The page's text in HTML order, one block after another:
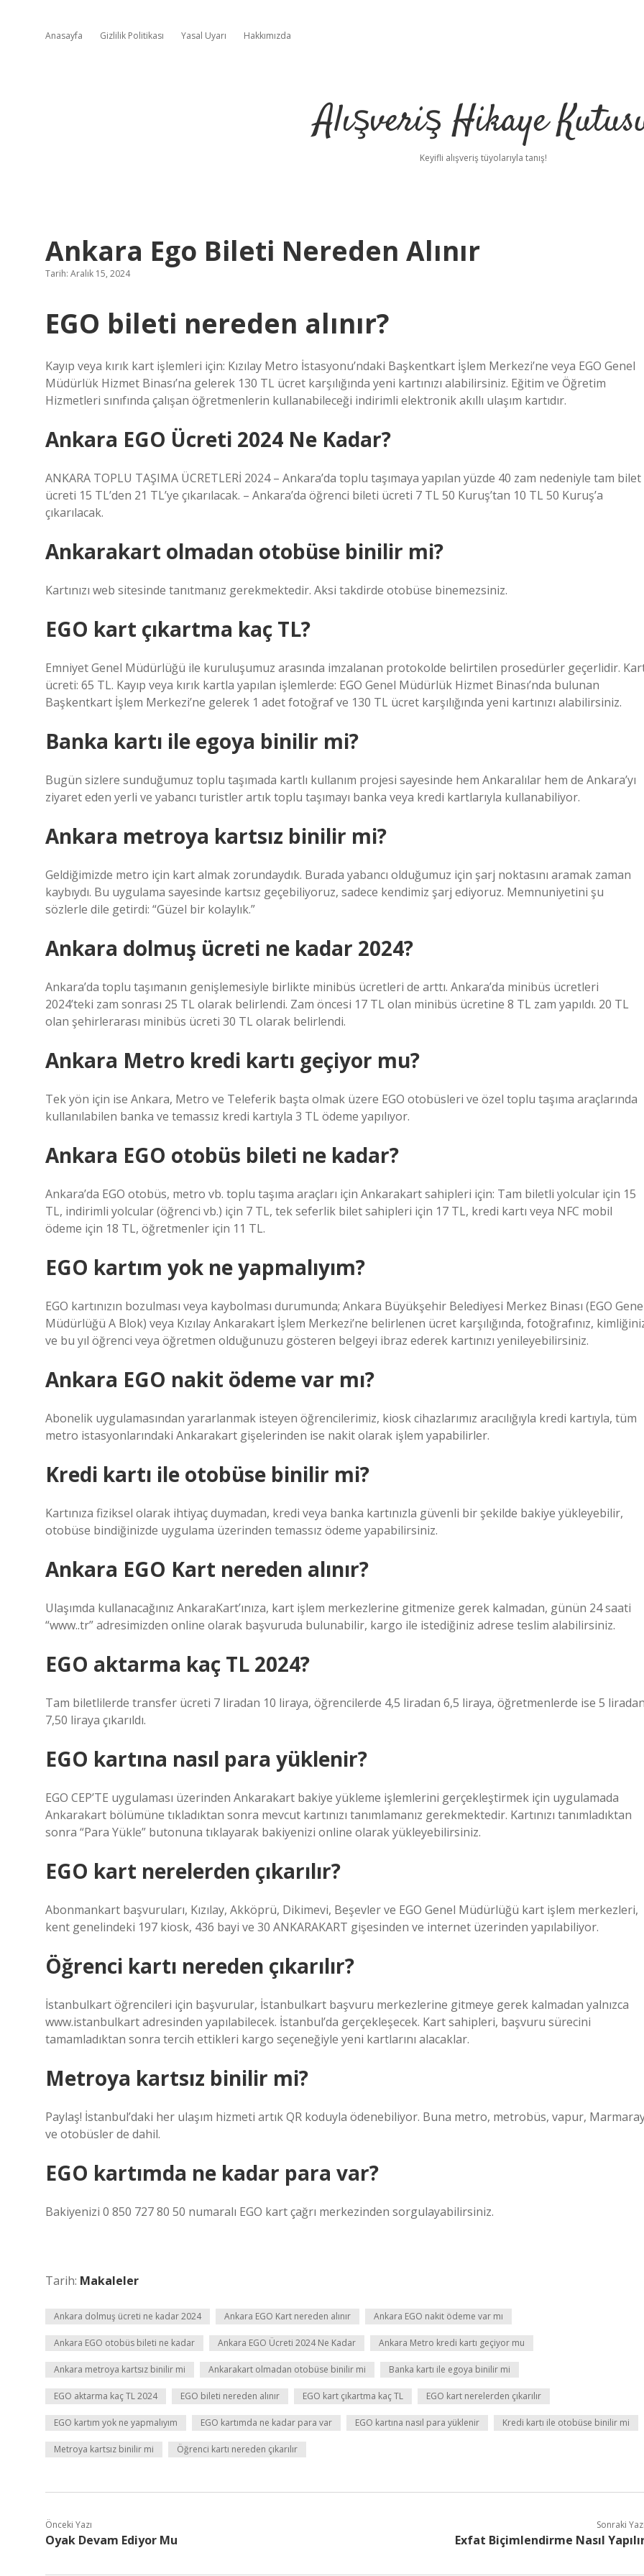
Anasayfa Gizlilik Politikası Yasal Uyarı Hakkımızda
Alışveriş Hikaye
Keyifli alışveriş tüyolarıyla tanış!
Ankara Ego Bileti Nereden Alınır
Tarih: Aralık 15, 2024
EGO bileti nereden alınır?
Kayıp veya kırık kart işlemleri için: Kızılay Metro İstasyonu’ndaki Başkentkart İşlem Merkezi’ne veya EGO Genel
Müdürlük Hizmet Binası’na gelerek 130 TL ücret karşılığında yeni kartınızı alabilirsiniz. Eğitim ve Öğretim
Hizmetleri sınıfında çalışan öğretmenlerin kullanabileceği indirimli elektronik akıllı ulaşım kartıdır.
Ankara EGO Ücreti 2024 Ne Kadar?
ANKARA TOPLU TAŞIMA ÜCRETLERİ 2024 – Ankara’da toplu taşımaya yapılan yüzde 40 zam nedeniyle tam bilet
ücreti 15 TL’den 21 TL’ye çıkarılacak. – Ankara’da öğrenci bileti ücreti 7 TL 50 Kuruş’tan 10 TL 50 Kuruş’a
çıkarılacak.
Ankarakart olmadan otobüse binilir mi?
Kartınızı web sitesinde tanıtmanız gerekmektedir. Aksi takdirde otobüse binemezsiniz.
EGO kart çıkartma kaç TL?
Emniyet Genel Müdürlüğü ile kuruluşumuz arasında imzalanan protokolde belirtilen prosedürler geçerlidir.
ücreti: 65 TL. Kayıp veya kırık kartla yapılan işlemlerde: EGO Genel Müdürlük Hizmet Binası’nda bulunan
Başkentkart İşlem Merkezi’ne gelerek 1 adet fotoğraf ve 130 TL ücret karşılığında yeni kartınızı alabilirsiniz.
Banka kartı ile egoya binilir mi?
Bugün sizlere sunduğumuz toplu taşımada kartlı kullanım projesi sayesinde hem Ankaralılar hem de Ankara’yı
ziyaret eden yerli ve yabancı turistler artık toplu taşımayı banka veya kredi kartlarıyla kullanabiliyor.
Ankara metroya kartsız binilir mi?
Geldiğimizde metro için kart almak zorundaydık. Burada yabancı olduğumuz için şarj noktasını aramak zaman
kaybıydı. Bu uygulama sayesinde kartsız geçebiliyoruz, sadece kendimiz şarj ediyoruz. Memnuniyetini şu
sözlerle dile getirdi: “Güzel bir kolaylık.”
Ankara dolmuş ücreti ne kadar 2024?
Ankara’da toplu taşımanın genişlemesiyle birlikte minibüs ücretleri de arttı. Ankara’da minibüs ücretleri
2024’teki zam sonrası 25 TL olarak belirlendi. Zam öncesi 17 TL olan minibüs ücretine 8 TL zam yapıldı. 20 TL
olan şehirlerarası minibüs ücreti 30 TL olarak belirlendi.
Ankara Metro kredi kartı geçiyor mu?
Tek yön için ise Ankara, Metro ve Teleferik başta olmak üzere EGO otobüsleri ve özel toplu taşıma araçlarında
kullanılabilen banka ve temassız kredi kartıyla 3 TL ödeme yapılıyor.
Ankara EGO otobüs bileti ne kadar?
Ankara’da EGO otobüs, metro vb. toplu taşıma araçları için Ankarakart sahipleri için: Tam biletli yolcular için 15
TL, indirimli yolcular (öğrenci vb.) için 7 TL, tek seferlik bilet sahipleri için 17 TL, kredi kartı veya NFC mobil
ödeme için 18 TL, öğretmenler için 11 TL.
EGO kartım yok ne yapmalıyım?
EGO kartınızın bozulması veya kaybolması durumunda; Ankara Büyükşehir Belediyesi Merkez Binası (EGO
Müdürlüğü A Blok) veya Kızılay Ankarakart İşlem Merkezi’ne belirlenen ücret karşılığında, fotoğrafınız,
ve bu yıl öğrenci veya öğretmen olduğunuzu gösteren belgeyi ibraz ederek kartınızı yenileyebilirsiniz.
Ankara EGO nakit ödeme var mı?
Abonelik uygulamasından yararlanmak isteyen öğrencilerimiz, kiosk cihazlarımız aracılığıyla kredi kartıyla, tüm
metro istasyonlarındaki Ankarakart gişelerinden ise nakit olarak işlem yapabilirler.
Kredi kartı ile otobüse binilir mi?
Kartınıza fiziksel olarak ihtiyaç duymadan, kredi veya banka kartınızla güvenli bir şekilde bakiye yükleyebilir,
otobüse bindiğinizde uygulama üzerinden temassız ödeme yapabilirsiniz.
Ankara EGO Kart nereden alınır?
Ulaşımda kullanacağınız AnkaraKart’ınıza, kart işlem merkezlerine gitmenize gerek kalmadan, günün 24 saati
“www..tr” adresimizden online olarak başvuruda bulunabilir, kargo ile istediğiniz adrese teslim alabilirsiniz.
EGO aktarma kaç TL 2024?
Tam biletlilerde transfer ücreti 7 liradan 10 liraya, öğrencilerde 4,5 liradan 6,5 liraya, öğretmenlerde ise 5
7,50 liraya çıkarıldı.
EGO kartına nasıl para yüklenir?
EGO CEP’TE uygulaması üzerinden Ankarakart bakiye yükleme işlemlerini gerçekleştirmek için uygulamada
Ankarakart bölümüne tıkladıktan sonra mevcut kartınızı tanımlamanız gerekmektedir. Kartınızı tanımladıktan
sonra “Para Yükle” butonuna tıklayarak bakiyenizi online olarak yükleyebilirsiniz.
EGO kart nerelerden çıkarılır?
Abonmankart başvuruları, Kızılay, Akköprü, Dikimevi, Beşevler ve EGO Genel Müdürlüğü kart işlem merkezleri,
kent genelindeki 197 kiosk, 436 bayi ve 30 ANKARAKART gişesinden ve internet üzerinden yapılabiliyor.
Öğrenci kartı nereden çıkarılır?
İstanbulkart öğrencileri için başvurular, İstanbulkart başvuru merkezlerine gitmeye gerek kalmadan yalnızca
www.istanbulkart adresinden yapılabilecek. İstanbul’da gerçekleşecek. Kart sahipleri, başvuru sürecini
tamamladıktan sonra tercih ettikleri kargo seçeneğiyle yeni kartlarını alacaklar.
Metroya kartsız binilir mi?
Paylaş! İstanbul’daki her ulaşım hizmeti artık QR koduyla ödenebiliyor. Buna metro, metrobüs, vapur,
ve otobüsler de dahil.
EGO kartımda ne kadar para var?
Bakiyenizi 0 850 727 80 50 numaralı EGO kart çağrı merkezinden sorgulayabilirsiniz.
Tarih: Makaleler
Ankara dolmuş ücreti ne kadar 2024 Ankara EGO Kart nereden alınır Ankara EGO nakit ödeme var mı
Ankara EGO otobüs bileti ne kadar Ankara EGO Ücreti 2024 Ne Kadar Ankara Metro kredi kartı geçiyor mu
Ankara metroya kartsız binilir mi Ankarakart olmadan otobüse binilir mi Banka kartı ile egoya binilir mi
EGO aktarma kaç TL 2024 EGO bileti nereden alınır EGO kart çıkartma kaç TL EGO kart nerelerden çıkarılır
EGO kartım yok ne yapmalıyım EGO kartımda ne kadar para var EGO kartına nasıl para yüklenir Kredi kartı ile otobüse binilir mi
Metroya kartsız binilir mi Öğrenci kartı nereden çıkarılır
Önceki Yazı
Oyak Devam Ediyor Mu
Sonraki
Exfat Biçimlendirme Nasıl